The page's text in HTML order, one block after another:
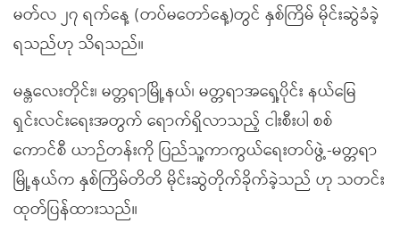
မတ်လ ၂၇ ရက်နေ့ (တပ်မတော်နေ့)တွင် နှစ်ကြိမ် မိုင်းဆွဲခံခဲ့
ရသည်ဟု သိရသည်။
မန္တလေးတိုင်း၊ မတ္တရာမြို့နယ်၊ မတ္တရာအရှေ့ပိုင်း နယ်မြေ
ရှင်းလင်းရေးအတွက် ရောက်ရှိလာသည့် ငါးစီးပါ စစ်
ကောင်စီ ယာဉ်တန်းကို ပြည်သူ့ကာကွယ်ရေးတပ်ဖွဲ့-မတ္တရာ
မြို့နယ်က နှစ်ကြိမ်တိတိ မိုင်းဆွဲတိုက်ခိုက်ခဲ့သည် ဟု သတင်း
ထုတ်ပြန်ထားသည်။